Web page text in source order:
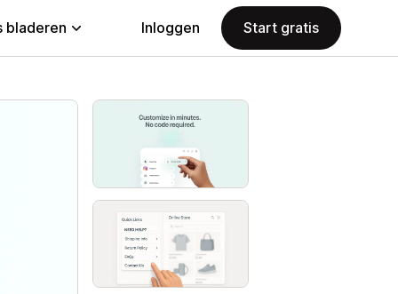
bladeren Inloggen Start gratis